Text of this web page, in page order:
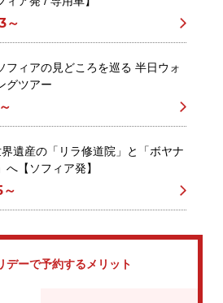
～
フィアの見どころを巡る 半日ウォ
グツアー
遺産の「リラ修道院」と「ボヤナ
へ【ソフィア発】
デーで予約するメリット